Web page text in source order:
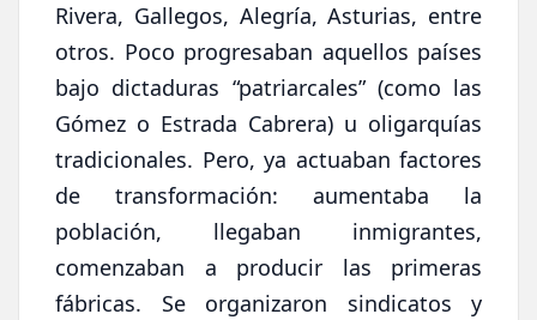
Rivera, Gallegos, Alegría, Asturias, entre
otros. Poco progresaban aquellos países
bajo dictaduras “patriarcales” (como las
Gómez o Estrada Cabrera) u oligarquías
tradicionales. Pero, ya actuaban factores
de transformación: aumentaba la
población, llegaban inmigrantes,
comenzaban a producir las primeras
fábricas. Se organizaron sindicatos y